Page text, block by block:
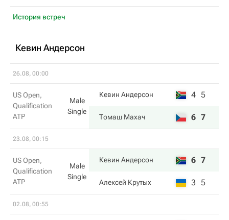
История встреч
Кевин Андерсон
26.08, 00:00
US Open,
Qualification
ATP
Male
Single
Кевин Андерсон 4 5
Томаш Махач 6 7
23.08, 00:15
US Open,
Qualification
ATP
Male
Single
Кевин Андерсон 6 7
Алексей Крутых 3 5
02.08, 00:55